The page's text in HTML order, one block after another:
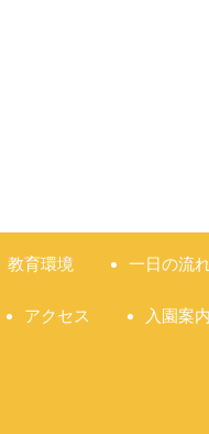
教育環境 一日の流
アクセス 入園案内